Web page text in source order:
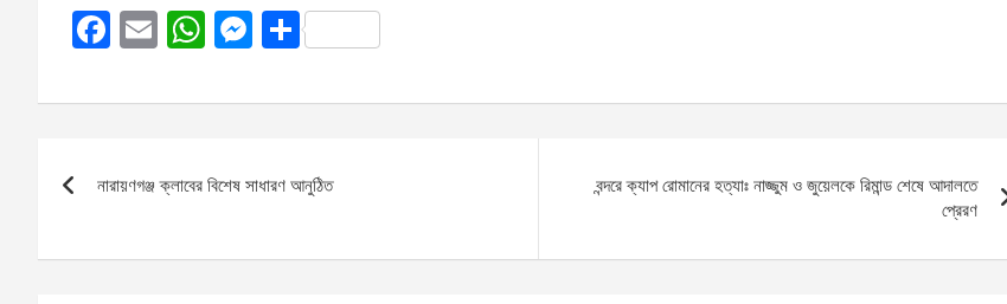
F
ce
o
k
E
ail
W
at
A
p
M
se
g
S
ar
navigation
নারায়ণগঞ্জ ক্লাবের বিশেষ সাধারণ আনুঠিত
বন্দরে ক্যাপ রোমানের হত্যাঃ নাজ্জুম ও জুয়েলকে রিমান্ড শেষে আদালতে
প্রেরণ